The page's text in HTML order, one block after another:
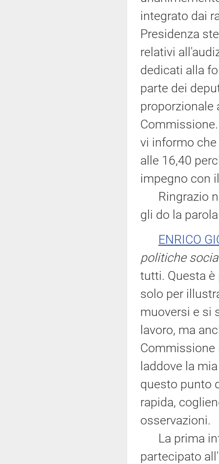
integrato dai
Presidenza
relativi
dedicati alla
parte dei
proporzionale
vi informo
alle 16,40
impegno con
Ringrazio
gli do la
ENRICO
politiche
tutti. Questa
solo per
muoversi e si
lavoro, ma
Commissione
laddove la
questo punto
rapida,
osservazioni.
La prima
partecipato